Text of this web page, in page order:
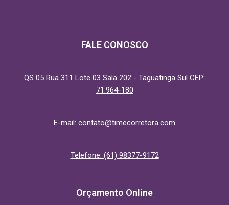
FALE CONOSCO
QS 05 Rua 311 Lote 03 Sala 202 - Taguatinga Sul CEP:
71.964-180
E-mail: contato@timecorretora.com
Telefone: (61) 98377-9172
Orçamento Online